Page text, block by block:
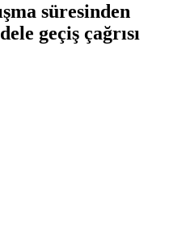
süresinden
geçiş çağrısı